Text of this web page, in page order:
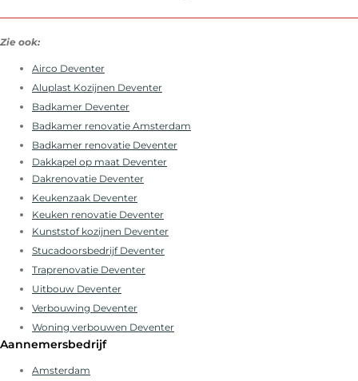
Zie ook:
Airco Deventer
Aluplast Kozijnen Deventer
Badkamer Deventer
Badkamer renovatie Amsterdam
Badkamer renovatie Deventer
Dakkapel op maat Deventer
Dakrenovatie Deventer
Keukenzaak Deventer
Keuken renovatie Deventer
Kunststof kozijnen Deventer
Stucadoorsbedrijf Deventer
Traprenovatie Deventer
Uitbouw Deventer
Verbouwing Deventer
Woning verbouwen Deventer
Aannemersbedrijf
Amsterdam